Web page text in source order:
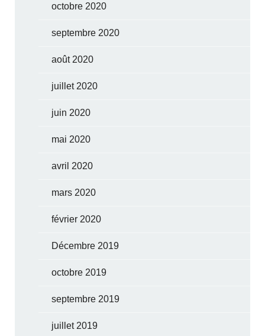
octobre 2020
septembre 2020
août 2020
juillet 2020
juin 2020
mai 2020
avril 2020
mars 2020
février 2020
Décembre 2019
octobre 2019
septembre 2019
juillet 2019